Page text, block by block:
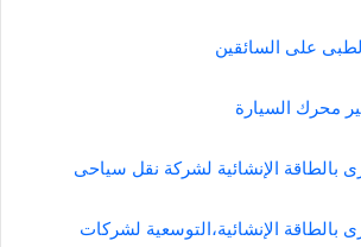
على السائقين
محرك السيارة
بالطاقة الإنشائية لشركة نقل سياحى
بالطاقة الإنشائية،التوسعية لشركات